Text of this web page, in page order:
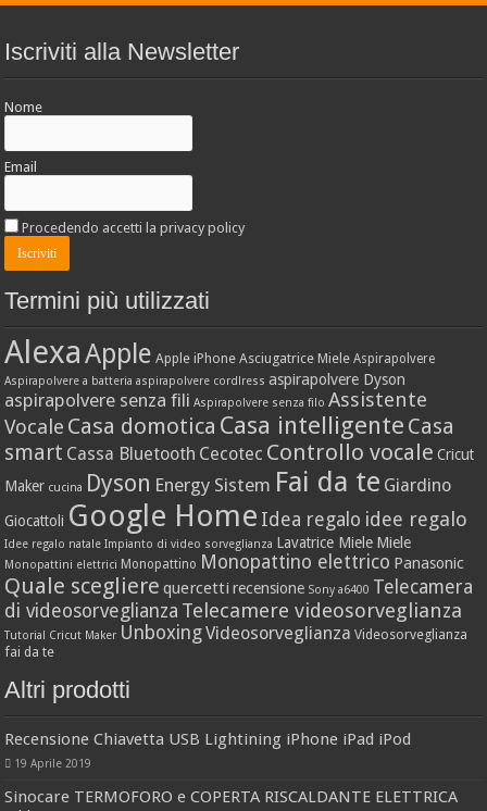
Iscriviti alla Newsletter
Nome
Email
Procedendo accetti la privacy policy
Termini più utilizzati
AlexaApple Apple iPhone Asciugatrice Miele Aspirapolvere
Aspirapolvere a batteria aspirapolvere cordlress aspirapolvere Dyson
aspirapolvere senza fili Aspirapolvere senza filo Assistente
Vocale Casa domotica Casa intelligente Casa
smart Cassa Bluetooth Cecotec Controllo vocale Cricut
Maker cucina Dyson Energy Sistem Fai da te Giardino
Giocattoli Google Home Idea regalo idee regalo
Idee regalo natale Impianto di video sorveglianza Lavatrice Miele Miele
Monopattini elettrici Monopattino Monopattino elettrico Panasonic
Quale scegliere quercetti recensione Sony a6400 Telecamera
di videosorveglianza Telecamere videosorveglianza
Tutorial Cricut Maker UnboxingVideosorveglianza Videosorveglianza
fai da te
Altri prodotti
Recensione Chiavetta USB Lightining iPhone iPad iPod
19 Aprile 2019
Sinocare TERMOFORO e COPERTA RISCALDANTE ELETTRICA